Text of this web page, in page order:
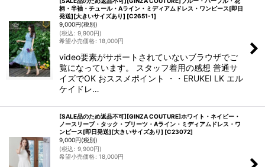
柄・半袖・チュール・Aライン・ミディアムドレス・ワンピース[即日
発送][大きいサイズあり] [C2651-1]
9,000円(税別)
(税込: 9,900円)
希望小売価格: 18,000円
video要素がサポートされていないブラウザでご
覧になっています。 スタッフ着用の感想 普通サ
イズでOK おススメポイント ・・ERUKEI LK エル
ケイドレ…
[SALE品のため返品不可][GINZA COUTURE]ホワイト・ネイビー・
ノースリーブ・タック・プリーツ・Aライン・ミディアムドレス・ワ
ンピース[即日発送][大きいサイズあり] [C23072]
9,000円(税別)
(税込: 9,900円)
希望小売価格: 18,000円